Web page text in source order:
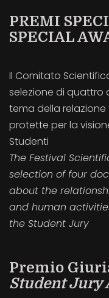
PREMI
SPECIAL
Il Comitato
selezione di quattro
tema della
protette per la
Studenti
The Festival
selection of four
about the
and human
the Student Jury
Premio
Student Jury